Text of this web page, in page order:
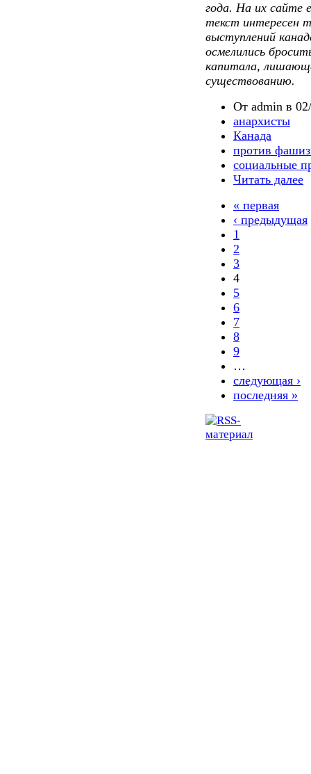
года. На их сайте
текст интересен
выступлений
осмелились
капитала,
существованию.
От admin в
анархисты
Канада
против
социальные
Читать далее
« первая
‹ предыдущая
1
2
3
4
5
6
7
8
9
…
следующая ›
последняя »